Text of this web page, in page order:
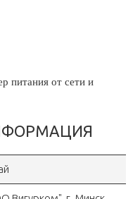
питания от сети и